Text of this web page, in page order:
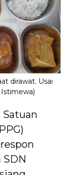
dirawat. Usai
Satuan
SDN